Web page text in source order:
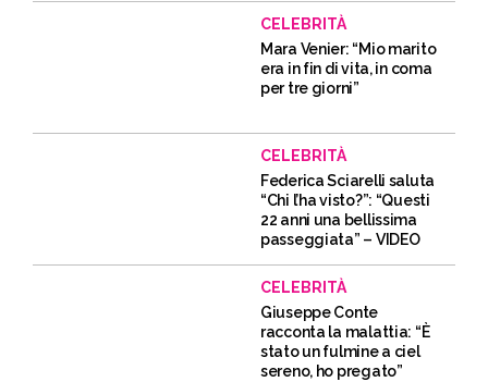
CELEBRITÀ
Mara Venier: “Mio marito
era in fin di vita, in coma
per tre giorni”
CELEBRITÀ
Federica Sciarelli saluta
“Chi l’ha visto?”: “Questi
22 anni una bellissima
passeggiata” – VIDEO
CELEBRITÀ
Giuseppe Conte
racconta la malattia: “È
stato un fulmine a ciel
sereno, ho pregato”